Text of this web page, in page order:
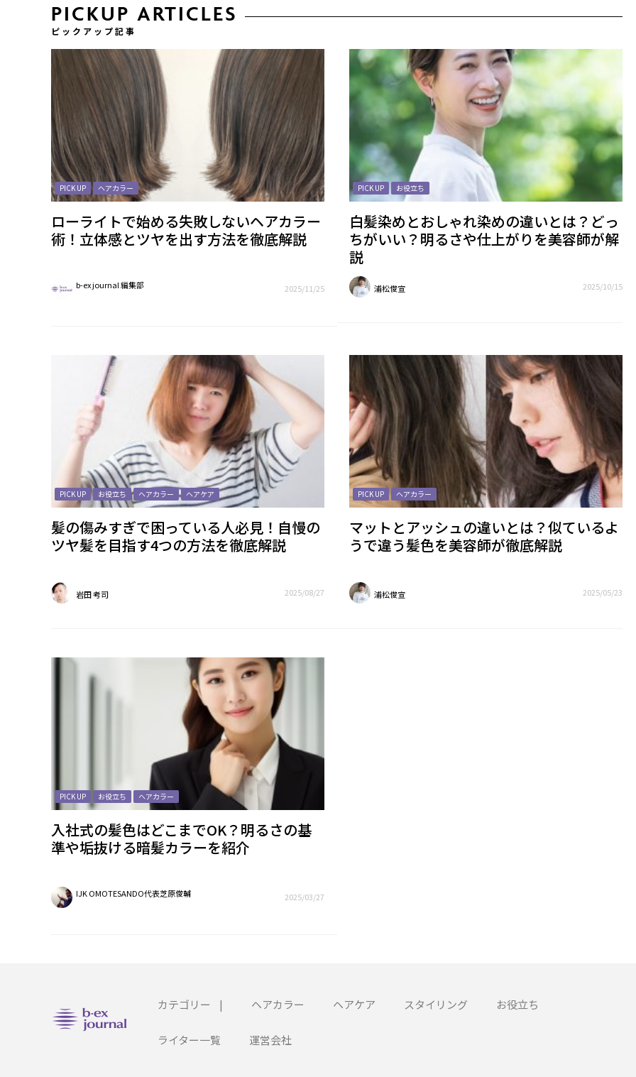
PICKUP ARTICLES
ピックアップ記事
PICK UP ヘアカラー
ローライトで始める失敗しないヘアカラー
術！立体感とツヤを出す方法を徹底解説
b-ex journal 編集部 2025/11/25
PICK UP お役立ち
白髪染めとおしゃれ染めの違いとは？どっ
ちがいい？明るさや仕上がりを美容師が解
説
浦松俊宣 2025/10/15
PICK UP お役立ち ヘアカラー ヘアケア
髪の傷みすぎで困っている人必見！自慢の
ツヤ髪を目指す4つの方法を徹底解説
岩田 考司 2025/08/27
PICK UP ヘアカラー
マットとアッシュの違いとは？似ているよ
うで違う髪色を美容師が徹底解説
浦松俊宣 2025/05/23
PICK UP お役立ち ヘアカラー
入社式の髪色はどこまでOK？明るさの基
準や垢抜ける暗髪カラーを紹介
IJK OMOTESANDO代表芝原俊輔 2025/03/27
カテゴリー | ヘアカラー ヘアケア スタイリング お役立ち
ライター一覧 運営会社